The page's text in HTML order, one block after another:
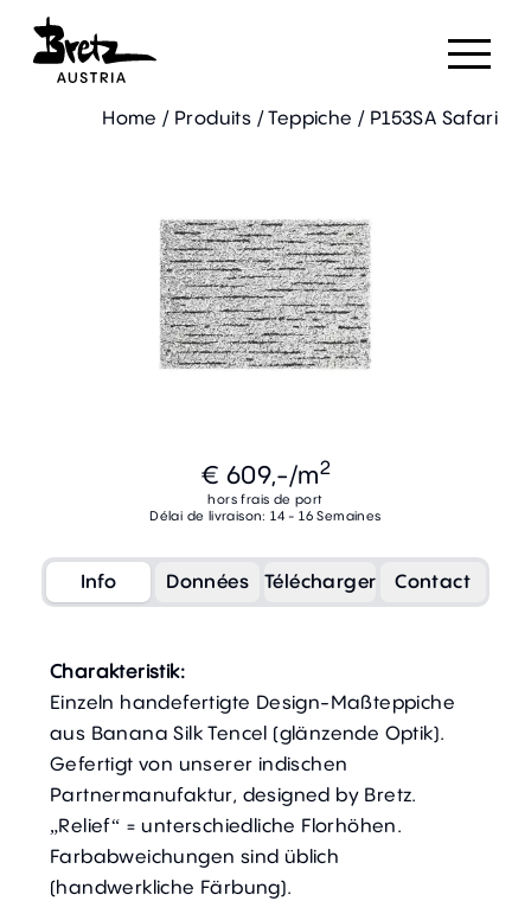
Home / Produits / Teppiche / P153SA Safari
€ 609,-/m2
hors frais de port
Délai de livraison: 14 - 16 Semaines
Info Données Télécharger Contact
Charakteristik:
Einzeln handefertigte Design-Maßteppiche
aus Banana Silk Tencel (glänzende Optik).
Gefertigt von unserer indischen
Partnermanufaktur, designed by Bretz.
„Relief“ = unterschiedliche Florhöhen.
Farbabweichungen sind üblich
(handwerkliche Färbung).